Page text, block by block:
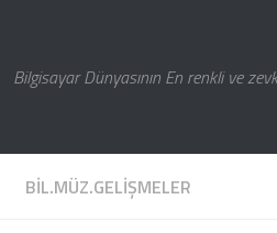
Bilgisayar Dünyasının En renkli ve
BIL.MÜZ.GELIŞMELER